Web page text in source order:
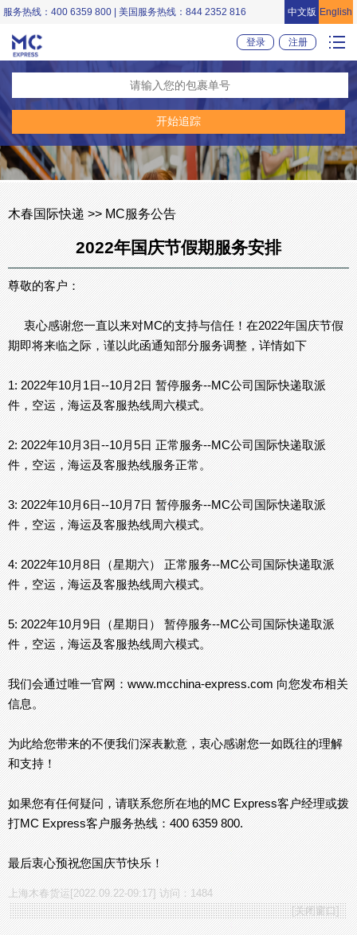
服务热线：400 6359 800 | 美国服务热线：844 2352 816 中文版 English
登录 注册
木春国际快递 >> MC服务公告
2022年国庆节假期服务安排
尊敬的客户：
衷心感谢您一直以来对MC的支持与信任！在2022年国庆节假
期即将来临之际，谨以此函通知部分服务调整，详情如下
1: 2022年10月1日--10月2日 暂停服务--MC公司国际快递取派
件，空运，海运及客服热线周六模式。
2: 2022年10月3日--10月5日 正常服务--MC公司国际快递取派
件，空运，海运及客服热线服务正常。
3: 2022年10月6日--10月7日 暂停服务--MC公司国际快递取派
件，空运，海运及客服热线周六模式。
4: 2022年10月8日（星期六） 正常服务--MC公司国际快递取派
件，空运，海运及客服热线周六模式。
5: 2022年10月9日（星期日） 暂停服务--MC公司国际快递取派
件，空运，海运及客服热线周六模式。
我们会通过唯一官网：www.mcchina-express.com 向您发布相关
信息。
为此给您带来的不便我们深表歉意，衷心感谢您一如既往的理解
和支持！
如果您有任何疑问，请联系您所在地的MC Express客户经理或拨
打MC Express客户服务热线：400 6359 800.
最后衷心预祝您国庆节快乐！
上海木春货运[2022.09.22-09:17] 访问：1484
[关闭窗口]